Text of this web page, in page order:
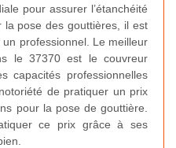
pour assurer l’étanchéité
pose des gouttières, il est
professionnel. Le meilleur
le 37370 est le couvreur
capacités professionnelles
de pratiquer un prix
pour la pose de gouttière.
ce prix grâce à ses